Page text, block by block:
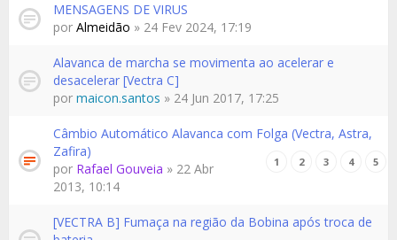
MENSAGENS DE VIRUS
por Almeidão » 24 Fev 2024, 17:19
Alavanca de marcha se movimenta ao acelerar e
desacelerar [Vectra C]
por maicon.santos » 24 Jun 2017, 17:25
Câmbio Automático Alavanca com Folga (Vectra, Astra,
Zafira)
1 2 3 4 5
por Rafael Gouveia » 22 Abr
2013, 10:14
[VECTRA B] Fumaça na região da Bobina após troca de